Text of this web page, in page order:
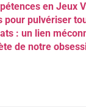
en Jeux
pour pulvériser
: un lien
de notre